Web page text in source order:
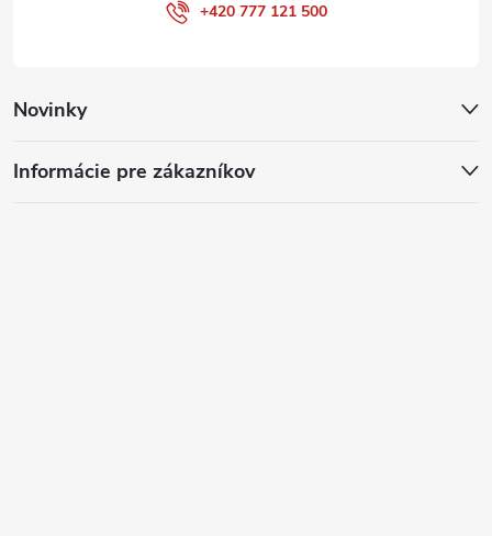
Novinky
Informácie pre zákazníkov
+420 777 121 500